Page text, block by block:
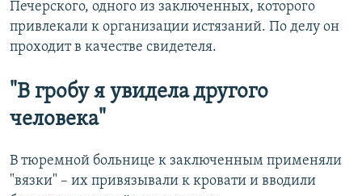
Печерского, одного из заключенных, которого
привлекали к организации истязаний. По делу он
проходит в качестве свидетеля.
"В гробу я увидела другого
человека"
В тюремной больнице к заключенным применяли
"вязки" – их привязывали к кровати и вводили